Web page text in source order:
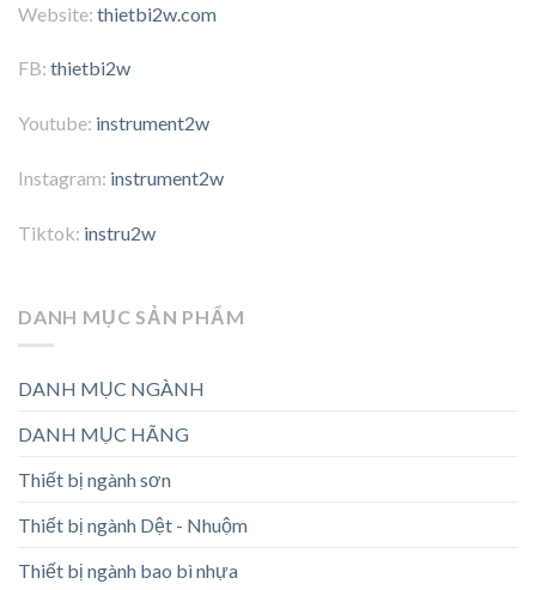
Website: thietbi2w.com
FB: thietbi2w
Youtube: instrument2w
Instagram: instrument2w
Tiktok: instru2w
DANH MỤC SẢN PHẨM
DANH MỤC NGÀNH
DANH MỤC HÃNG
Thiết bị ngành sơn
Thiết bị ngành Dệt - Nhuộm
Thiết bị ngành bao bì nhựa